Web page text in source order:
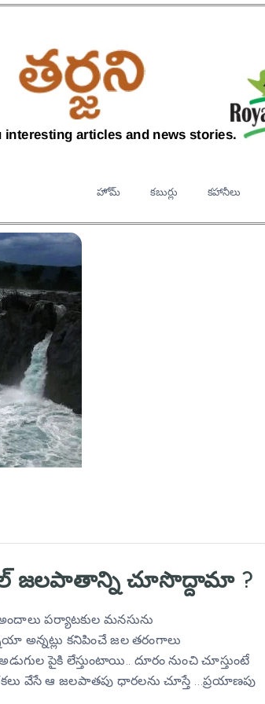
హోమ్ కబుర్లు కహానీలు
చూసొద్దామా ?
పర్యాటకుల మనసును
అన్న‌ట్లు కనిపించే జల తరంగాలు
పైకి లేస్తుంటాయి.. దూరం నుంచి చూస్తుంటే
వేసే ఆ జ‌ల‌పాత‌పు ధారలను చూస్తే …ప్రయాణపు